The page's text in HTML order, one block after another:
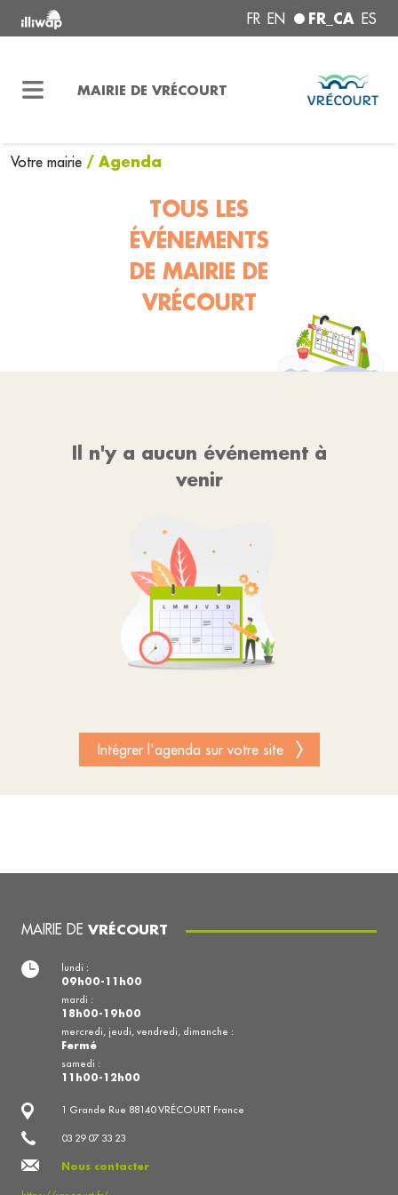
FR EN FR_CA ES
MAIRIE DE VRÉCOURT
Votre mairie / Agenda
TOUS LES
ÉVÉNEMENTS
DE MAIRIE DE
VRÉCOURT
Il n'y a aucun événement à
venir
Intégrer l'agenda sur votre site
MAIRIE DE VRÉCOURT
1 Grande Rue 88140 VRÉCOURT France
03 29 07 33 23
Nous contacter
lundi :
09h00-11h00
mardi :
18h00-19h00
mercredi, jeudi, vendredi, dimanche :
Fermé
samedi :
11h00-12h00